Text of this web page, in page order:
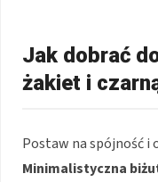
Jak dobrać
żakiet i
Postaw na spójność i
Minimalistyczna